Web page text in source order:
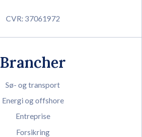
CVR: 37061972
Brancher
Sø- og transport
Energi og offshore
Entreprise
Forsikring